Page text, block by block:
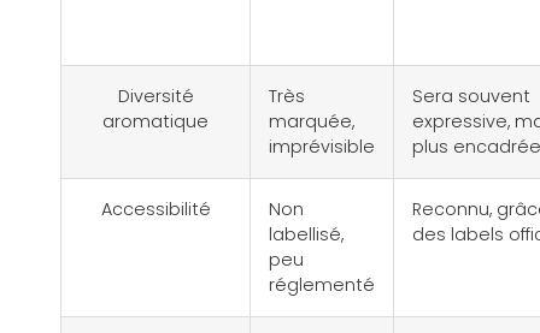
Diversité
aromatique
Très
marquée,
imprévisible
Sera souvent
expressive,
plus encadrée
Accessibilité
Non
labellisé,
peu
réglementé
Reconnu,
des labels